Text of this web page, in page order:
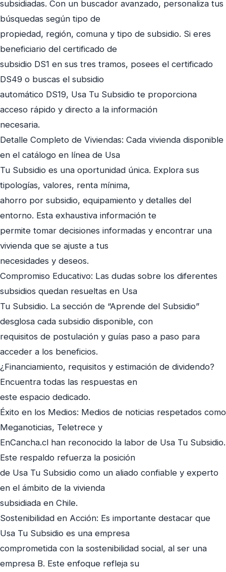
subsidiadas. Con un buscador avanzado, personaliza tus
búsquedas según tipo de
propiedad, región, comuna y tipo de subsidio. Si eres
beneficiario del certificado de
subsidio DS1 en sus tres tramos, posees el certificado
DS49 o buscas el subsidio
automático DS19, Usa Tu Subsidio te proporciona
acceso rápido y directo a la información
necesaria.
Detalle Completo de Viviendas: Cada vivienda disponible
en el catálogo en línea de Usa
Tu Subsidio es una oportunidad única. Explora sus
tipologías, valores, renta mínima,
ahorro por subsidio, equipamiento y detalles del
entorno. Esta exhaustiva información te
permite tomar decisiones informadas y encontrar una
vivienda que se ajuste a tus
necesidades y deseos.
Compromiso Educativo: Las dudas sobre los diferentes
subsidios quedan resueltas en Usa
Tu Subsidio. La sección de “Aprende del Subsidio”
desglosa cada subsidio disponible, con
requisitos de postulación y guías paso a paso para
acceder a los beneficios.
¿Financiamiento, requisitos y estimación de dividendo?
Encuentra todas las respuestas en
este espacio dedicado.
Éxito en los Medios: Medios de noticias respetados como
Meganoticias, Teletrece y
EnCancha.cl han reconocido la labor de Usa Tu Subsidio.
Este respaldo refuerza la posición
de Usa Tu Subsidio como un aliado confiable y experto
en el ámbito de la vivienda
subsidiada en Chile.
Sostenibilidad en Acción: Es importante destacar que
Usa Tu Subsidio es una empresa
comprometida con la sostenibilidad social, al ser una
empresa B. Este enfoque refleja su